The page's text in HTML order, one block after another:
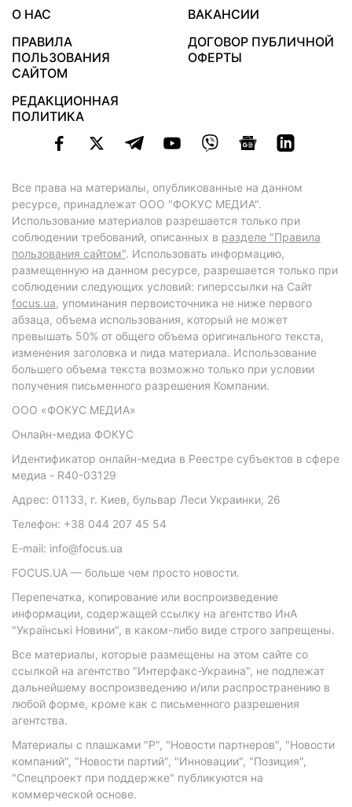
О НАС
ВАКАНСИИ
ПРАВИЛА
ПОЛЬЗОВАНИЯ
САЙТОМ
ДОГОВОР ПУБЛИЧНОЙ
ОФЕРТЫ
РЕДАКЦИОННАЯ
ПОЛИТИКА
Все права на материалы, опубликованные на данном
ресурсе, принадлежат ООО "ФОКУС МЕДИА".
Использование материалов разрешается только при
соблюдении требований, описанных в разделе "Правила
пользования сайтом". Использовать информацию,
размещенную на данном ресурсе, разрешается только при
соблюдении следующих условий: гиперссылки на Сайт
focus.ua, упоминания первоисточника не ниже первого
абзаца, объема использования, который не может
превышать 50% от общего объема оригинального текста,
изменения заголовка и лида материала. Использование
большего объема текста возможно только при условии
получения письменного разрешения Компании.
ООО «ФОКУС МЕДИА»
Онлайн-медиа ФОКУС
Идентификатор онлайн-медиа в Реестре субъектов в сфере
медиа - R40-03129
Адрес: 01133, г. Киев, бульвар Леси Украинки, 26
Телефон: +38 044 207 45 54
E-mail: info@focus.ua
FOCUS.UA — больше чем просто новости.
Перепечатка, копирование или воспроизведение
информации, содержащей ссылку на агентство ИнА
"Українські Новини", в каком-либо виде строго запрещены.
Все материалы, которые размещены на этом сайте со
ссылкой на агентство "Интерфакс-Украина", не подлежат
дальнейшему воспроизведению и/или распространению в
любой форме, кроме как с письменного разрешения
агентства.
Материалы с плашками "Р", "Новости партнеров", "Новости
компаний", "Новости партий", "Инновации", "Позиция",
"Спецпроект при поддержке" публикуются на
коммерческой основе.